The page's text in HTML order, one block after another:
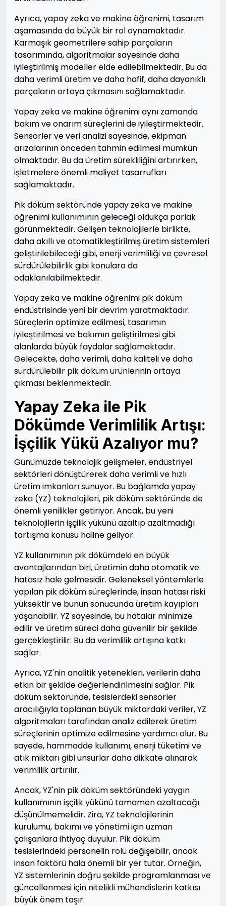
Ayrıca, yapay zeka ve makine öğrenimi, tasarım
aşamasında da büyük bir rol oynamaktadır.
Karmaşık geometrilere sahip parçaların
tasarımında, algoritmalar sayesinde daha
iyileştirilmiş modeller elde edilebilmektedir. Bu da
daha verimli üretim ve daha hafif, daha dayanıklı
parçaların ortaya çıkmasını sağlamaktadır.
Yapay zeka ve makine öğrenimi aynı zamanda
bakım ve onarım süreçlerini de iyileştirmektedir.
Sensörler ve veri analizi sayesinde, ekipman
arızalarının önceden tahmin edilmesi mümkün
olmaktadır. Bu da üretim sürekliliğini artırırken,
işletmelere önemli maliyet tasarrufları
sağlamaktadır.
Pik döküm sektöründe yapay zeka ve makine
öğrenimi kullanımının geleceği oldukça parlak
görünmektedir. Gelişen teknolojilerle birlikte,
daha akıllı ve otomatikleştirilmiş üretim sistemleri
geliştirilebileceği gibi, enerji verimliliği ve çevresel
sürdürülebilirlik gibi konulara da
odaklanılabilmektedir.
Yapay zeka ve makine öğrenimi pik döküm
endüstrisinde yeni bir devrim yaratmaktadır.
Süreçlerin optimize edilmesi, tasarımın
iyileştirilmesi ve bakımın geliştirilmesi gibi
alanlarda büyük faydalar sağlamaktadır.
Gelecekte, daha verimli, daha kaliteli ve daha
sürdürülebilir pik döküm ürünlerinin ortaya
çıkması beklenmektedir.
Yapay Zeka ile Pik
Dökümde Verimlilik Artışı:
İşçilik Yükü Azalıyor mu?
Günümüzde teknolojik gelişmeler, endüstriyel
sektörleri dönüştürerek daha verimli ve hızlı
üretim imkanları sunuyor. Bu bağlamda yapay
zeka (YZ) teknolojileri, pik döküm sektöründe de
önemli yenilikler getiriyor. Ancak, bu yeni
teknolojilerin işçilik yükünü azaltıp azaltmadığı
tartışma konusu haline geliyor.
YZ kullanımının pik dökümdeki en büyük
avantajlarından biri, üretimin daha otomatik ve
hatasız hale gelmesidir. Geleneksel yöntemlerle
yapılan pik döküm süreçlerinde, insan hatası riski
yüksektir ve bunun sonucunda üretim kayıpları
yaşanabilir. YZ sayesinde, bu hatalar minimize
edilir ve üretim süreci daha güvenilir bir şekilde
gerçekleştirilir. Bu da verimlilik artışına katkı
sağlar.
Ayrıca, YZ'nin analitik yetenekleri, verilerin daha
etkin bir şekilde değerlendirilmesini sağlar. Pik
döküm sektöründe, tesislerdeki sensörler
aracılığıyla toplanan büyük miktardaki veriler, YZ
algoritmaları tarafından analiz edilerek üretim
süreçlerinin optimize edilmesine yardımcı olur. Bu
sayede, hammadde kullanımı, enerji tüketimi ve
atık miktarı gibi unsurlar daha dikkate alınarak
verimlilik artırılır.
Ancak, YZ'nin pik döküm sektöründeki yaygın
kullanımının işçilik yükünü tamamen azaltacağı
düşünülmemelidir. Zira, YZ teknolojilerinin
kurulumu, bakımı ve yönetimi için uzman
çalışanlara ihtiyaç duyulur. Pik döküm
tesislerindeki personelin rolü değişebilir, ancak
insan faktörü hala önemli bir yer tutar. Örneğin,
YZ sistemlerinin doğru şekilde programlanması ve
güncellenmesi için nitelikli mühendislerin katkısı
büyük önem taşır.